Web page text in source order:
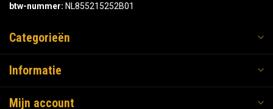
btw-nummer: NL855215252B01
Categorieën
Informatie
Mijn account